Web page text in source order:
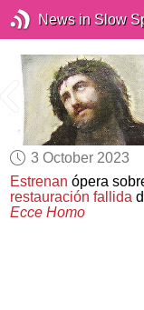
News in Slow
3 October 2023
Estrenan ópera
restauración fallida
Ecce Homo